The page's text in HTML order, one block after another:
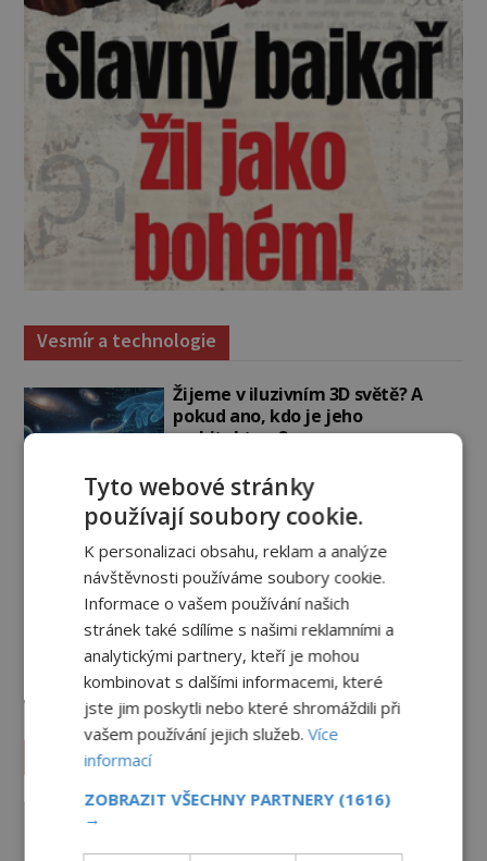
Vesmír a technologie
Žijeme v iluzivním 3D světě? A
pokud ano, kdo je jeho
architektem?
Svět jako počítačová simulace!
Žijeme v Matrixu?
16.6.2026 3.2TIS
Důkaz mimozemské základny na
dně moře? Rudé skvrny v oceánu,
ze kterých srší blesky!
8.6.2026
Záhady historie
Ayia Napa: Kyperské vodní
povahou
Tyto webové stránky
používají soubory cookie.
K personalizaci obsahu, reklam a analýze
návštěvnosti používáme soubory cookie.
Informace o vašem používání našich
stránek také sdílíme s našimi reklamními a
analytickými partnery, kteří je mohou
kombinovat s dalšími informacemi, které
jste jim poskytli nebo které shromáždili při
vašem používání jejich služeb.Více
informací
ZOBRAZIT VŠECHNY PARTNERY (1616)
→